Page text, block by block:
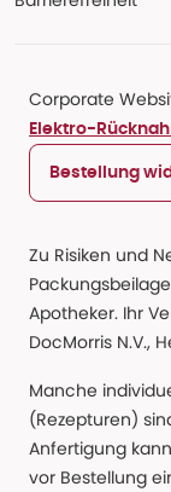
Corporate
Elektro-
Bestellung
Zu Risiken und
Apotheker. Ihr
DocMorris N.V.,
Manche
(Rezepturen)
Anfertigung
vor Bestellung